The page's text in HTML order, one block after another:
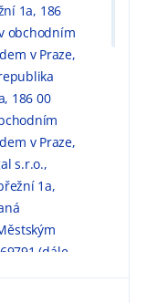
1a, 186
obchodním
v Praze,
186 00
v Praze,
s.r.o.,
1a,
(dále